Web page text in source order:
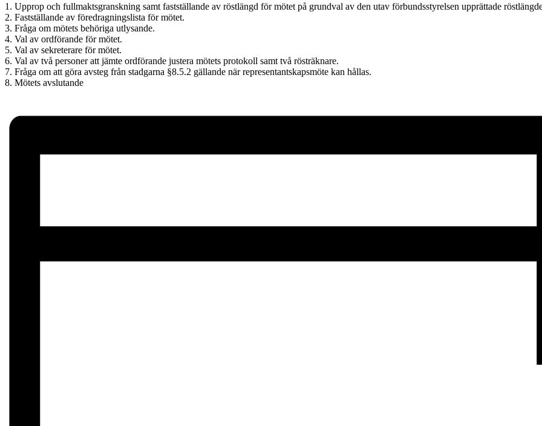
1. Upprop och fullmaktsgranskning samt fastställande av röstlängd för mötet på grundval av den utav förbundsstyrelsen upprättade
2. Fastställande av föredragningslista för mötet.
3. Fråga om mötets behöriga utlysande.
4. Val av ordförande för mötet.
5. Val av sekreterare för mötet.
6. Val av två personer att jämte ordförande justera mötets protokoll samt två rösträknare.
7. Fråga om att göra avsteg från stadgarna §8.5.2 gällande när representantskapsmöte kan hållas.
8. Mötets avslutande